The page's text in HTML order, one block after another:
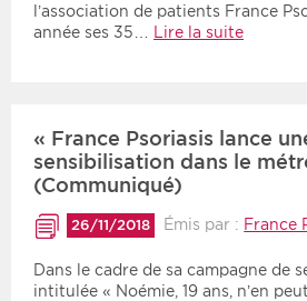
l’association de patients France
année ses 35… Lire la suite
« France Psoriasis lance
sensibilisation dans le
(Communiqué)
26/11/2018 Émis par : France
Dans le cadre de sa campagne de
intitulée « Noémie, 19 ans, n’en